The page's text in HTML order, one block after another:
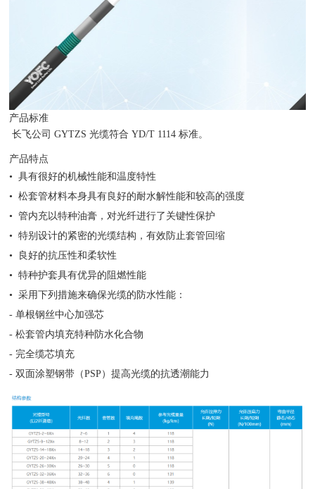
产品标准
长飞公司 GYTZS 光缆符合 YD/T 1114 标准。
产品特点
• 具有很好的机械性能和温度特性
• 松套管材料本身具有良好的耐水解性能和较高的强度
• 管内充以特种油膏，对光纤进行了关键性保护
• 特别设计的紧密的光缆结构，有效防止套管回缩
• 良好的抗压性和柔软性
• 特种护套具有优异的阻燃性能
• 采用下列措施来确保光缆的防水性能：
- 单根钢丝中心加强芯
- 松套管内填充特种防水化合物
- 完全缆芯填充
- 双面涂塑钢带（PSP）提高光缆的抗透潮能力